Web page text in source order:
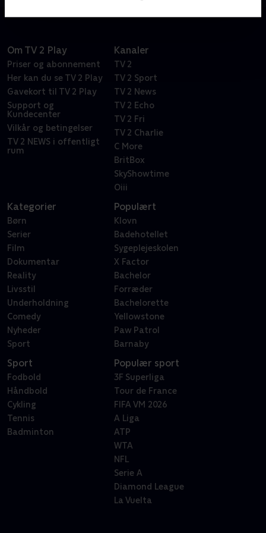
Om TV 2 Play
Priser og abonnement
Her kan du se TV 2 Play
Gavekort til TV 2 Play
Support og
Kundecenter
Vilkår og betingelser
TV 2 NEWS i offentligt
rum
Kanaler
TV 2
TV 2 Sport
TV 2 News
TV 2 Echo
TV 2 Fri
TV 2 Charlie
C More
BritBox
SkyShowtime
Oiii
Kategorier
Børn
Serier
Film
Dokumentar
Reality
Livsstil
Underholdning
Comedy
Nyheder
Sport
Populært
Klovn
Badehotellet
Sygeplejeskolen
X Factor
Bachelor
Forræder
Bachelorette
Yellowstone
Paw Patrol
Barnaby
Sport
Fodbold
Håndbold
Cykling
Tennis
Badminton
Populær sport
3F Superliga
Tour de France
FIFA VM 2026
A Liga
ATP
WTA
NFL
Serie A
Diamond League
La Vuelta